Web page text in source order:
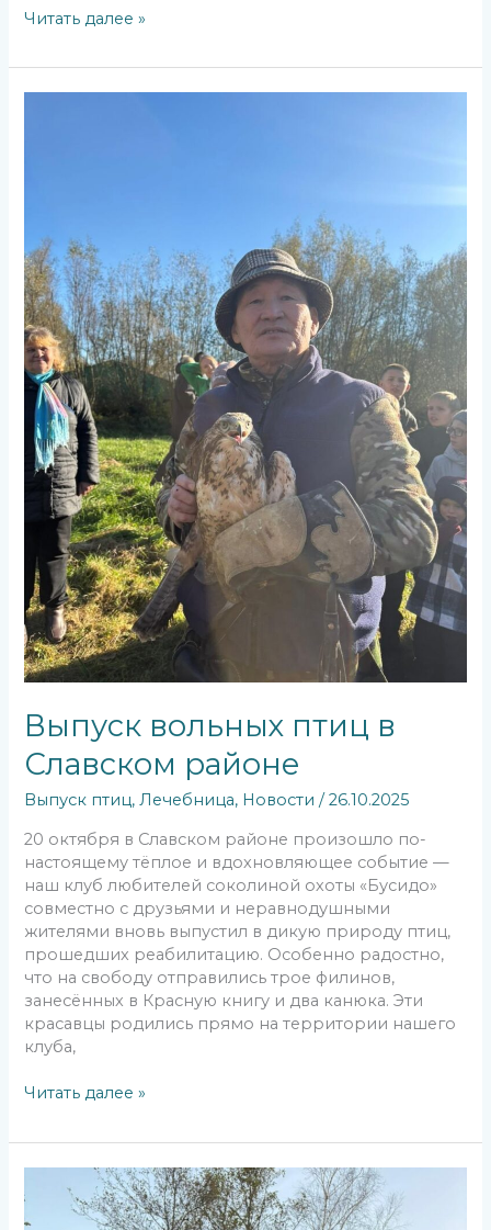
Читать далее »
Выпуск вольных птиц в
Славском районе
Выпуск птиц,Лечебница, Новости /26.10.2025
20 октября в Славском районе произошло по-
настоящему тёплое и вдохновляющее событие —
наш клуб любителей соколиной охоты «Бусидо»
совместно с друзьями и неравнодушными
жителями вновь выпустил в дикую природу птиц,
прошедших реабилитацию. Особенно радостно,
что на свободу отправились трое филинов,
занесённых в Красную книгу и два канюка. Эти
красавцы родились прямо на территории нашего
клуба,
Читать далее »
октября
состоялся